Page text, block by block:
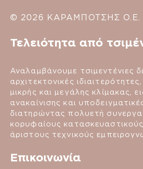
© 2026 ΚΑΡΑΜΠΟΤΣΗΣ Ο.Ε.
Τελειότητα από
Αναλαμβάνουμε τσιμεντένιες
αρχιτεκτονικές
μικρής και μεγάλης κλίμακας,
ανακαίνισης και
διατηρώντας πολυετή
κορυφαίους κατασκευαστικούς
άριστους τεχνικούς
Επικοινωνία